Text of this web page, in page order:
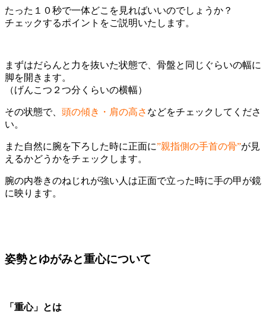
たった１０秒で一体どこを見ればいいのでしょうか？
チェックするポイントをご説明いたします。
まずはだらんと力を抜いた状態で、骨盤と同じぐらいの幅に
脚を開きます。
（げんこつ２つ分くらいの横幅）
その状態で、 頭の傾き・肩の高さ などをチェックしてくださ
い。
また自然に腕を下ろした時に正面に”親指側の手首の骨”が見
えるかどうかをチェックします。
腕の内巻きのねじれが強い人は正面で立った時に手の甲が鏡
に映ります。
姿勢とゆがみと重心について
「重心」とは